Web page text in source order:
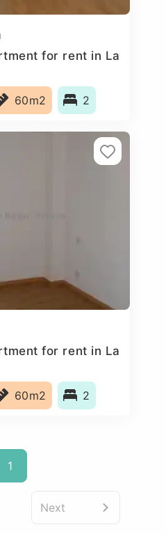
for rent in La
60m2 2
for rent in La
60m2 2
1
Next